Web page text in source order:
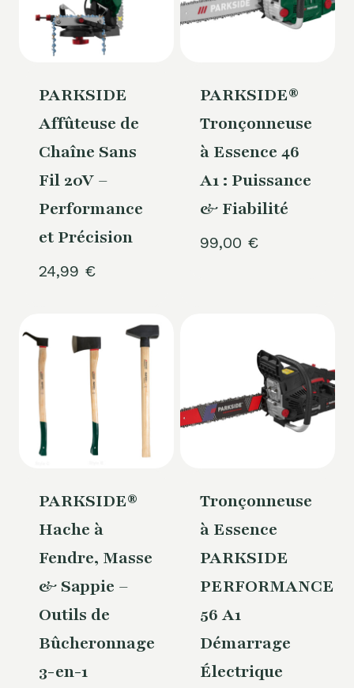
PARKSIDE
Affûteuse de
Chaîne Sans
Fil 20V –
Performance
et Précision
24,99 €
PARKSIDE®
Tronçonneuse
à Essence 46
A1 : Puissance
& Fiabilité
99,00 €
PARKSIDE®
Hache à
Fendre, Masse
& Sappie –
Outils de
Bûcheronnage
3-en-1
Tronçonneuse
à Essence
PARKSIDE
PERFORMANCE®
56 A1
Démarrage
Électrique